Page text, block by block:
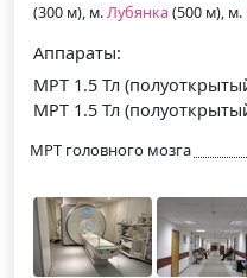
(300 м), м.Лубянка (500 м), м.
Аппараты:
МРТ 1.5 Тл
МРТ 1.5 Тл
МРТ головного мозга